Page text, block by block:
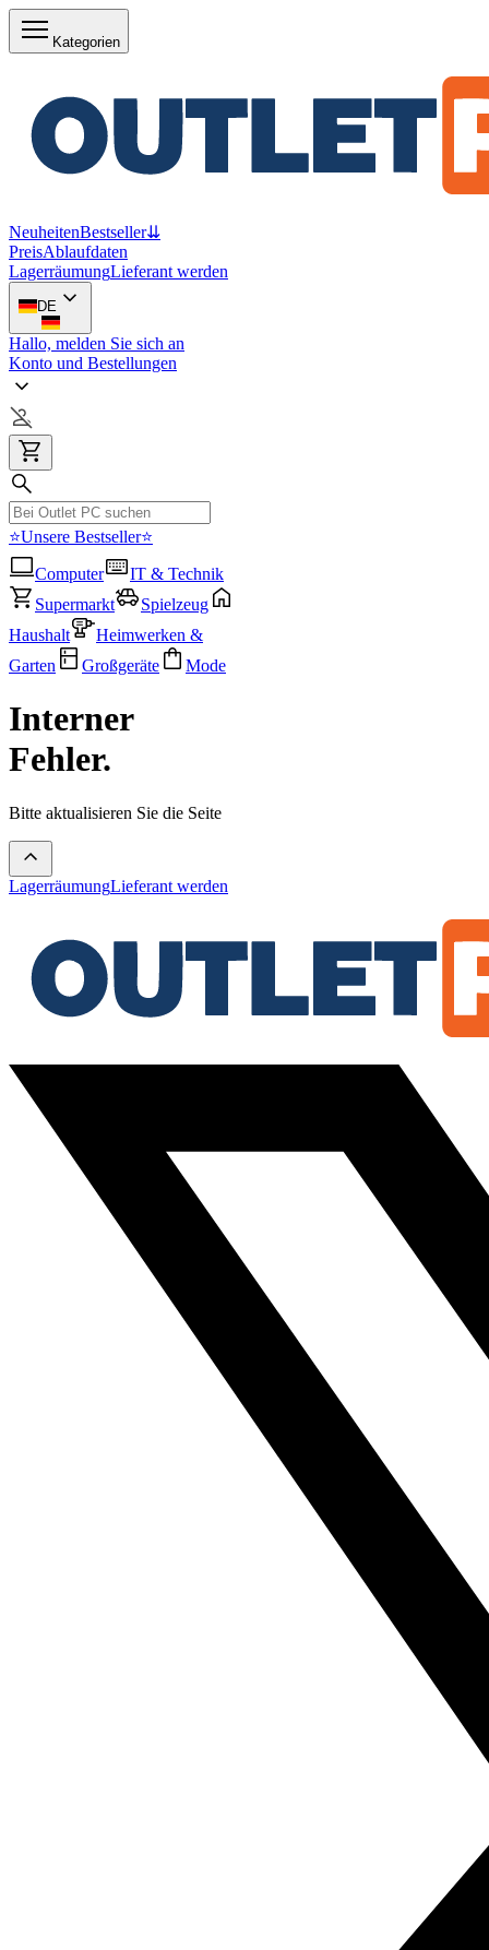
Kategorien
NeuheitenBestseller⇊
PreisAblaufdaten
LagerräumungLieferant werden
DE
Hallo, melden Sie sich an
Konto und Bestellungen
⭐Unsere Bestseller⭐
Computer
IT & Technik
Supermarkt
Spielzeug
Haushalt
Heimwerken &
Garten
Großgeräte Mode
Interner
Fehler.
Bitte aktualisieren Sie die Seite
LagerräumungLieferant werden